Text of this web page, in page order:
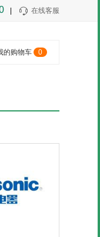
在线客服
的购物车 0